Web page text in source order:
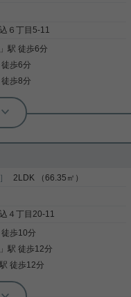
６丁目5-11
」駅 徒歩6分
徒歩6分
徒歩8分
向隣接住戸なし物件！
になりにくいです。 駅は巣
三田線が使える立地☆ 都心への
です。 2018年築の新耐震です
してお住まいいただける物件♪
ます。
詳細を見る
2LDK （66.35㎡）
４丁目20-11
徒歩10分
」駅 徒歩12分
駅 徒歩12分